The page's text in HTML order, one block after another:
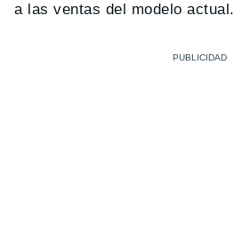
a las ventas del modelo actual.